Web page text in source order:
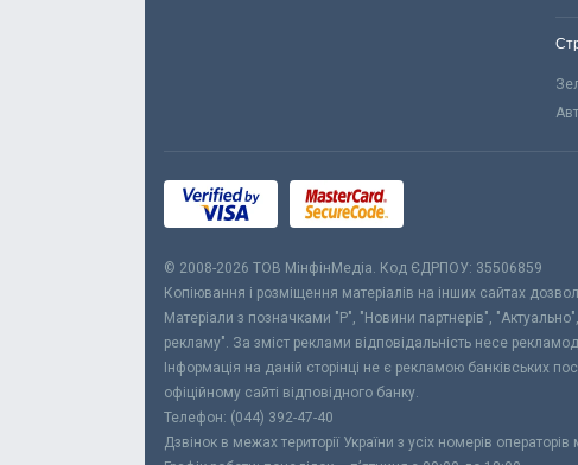
© 2008-2026 ТОВ МiнфiнМедiа. Код ЄДРПОУ: 35506859
Копіювання і розміщення матеріалів на інших сайтах
Матеріали з позначками "Р", "Новини партнерів",
рекламу". За зміст реклами відповідальність несе
Інформація на даній сторінці не є рекламою банківських
офіційному сайті відповідного банку.
Телефон: (044) 392-47-40
Дзвінок в межах території України з усіх номерів